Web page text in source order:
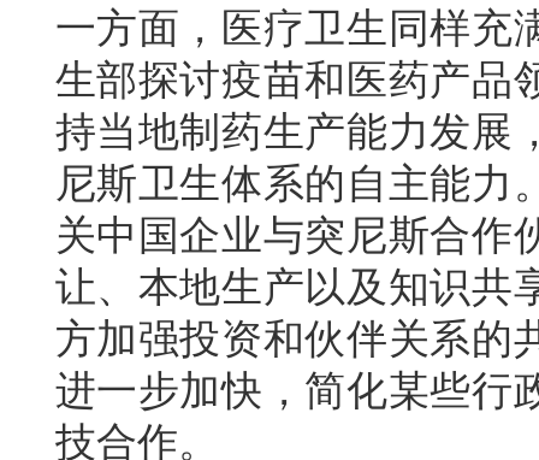
一方面，医疗卫生同样充
生部探讨疫苗和医药产品
持当地制药生产能力发展
尼斯卫生体系的自主能力
关中国企业与突尼斯合作
让、本地生产以及知识共
方加强投资和伙伴关系的
进一步加快，简化某些行
技合作。